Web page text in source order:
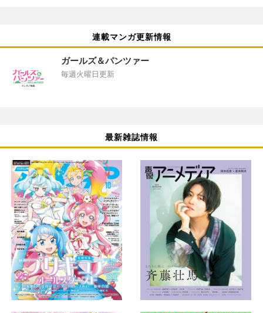
連載マンガ更新情報
ガールズ＆パンツァー
毎週火曜日更新
最新雑誌情報